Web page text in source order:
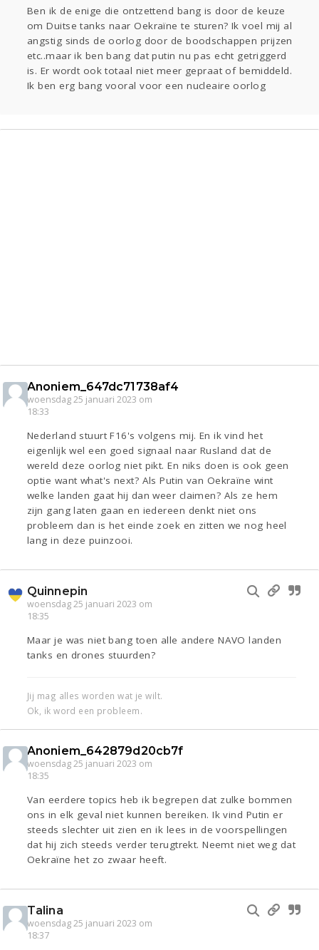
Sport
Contact Viva zoekt
Aangeboden
Gevraagd
Horen Doen
Zien
Lezen
Ben ik de enige die ontzettend bang is door de keuze
om Duitse tanks naar Oekraïne te sturen? Ik voel mij al
angstig sinds de oorlog door de boodschappen prijzen
etc..maar ik ben bang dat putin nu pas echt getriggerd
is. Er wordt ook totaal niet meer gepraat of bemiddeld.
Ik ben erg bang vooral voor een nucleaire oorlog
Anoniem_647dc71738af4
woensdag 25 januari 2023 om
18:33
Nederland stuurt F16's volgens mij. En ik vind het
eigenlijk wel een goed signaal naar Rusland dat de
wereld deze oorlog niet pikt. En niks doen is ook geen
optie want what's next? Als Putin van Oekraïne wint
welke landen gaat hij dan weer claimen? Als ze hem
zijn gang laten gaan en iedereen denkt niet ons
probleem dan is het einde zoek en zitten we nog heel
lang in deze puinzooi.
Quinnepin
woensdag 25 januari 2023 om
18:35
Maar je was niet bang toen alle andere NAVO landen
tanks en drones stuurden?
Jij mag alles worden wat je wilt.
Ok, ik word een probleem.
Anoniem_642879d20cb7f
woensdag 25 januari 2023 om
18:35
Van eerdere topics heb ik begrepen dat zulke bommen
ons in elk geval niet kunnen bereiken. Ik vind Putin er
steeds slechter uit zien en ik lees in de voorspellingen
dat hij zich steeds verder terugtrekt. Neemt niet weg dat
Oekraïne het zo zwaar heeft.
Talina
woensdag 25 januari 2023 om
18:37